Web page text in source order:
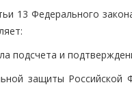
13 Федерального
подсчета и
защиты